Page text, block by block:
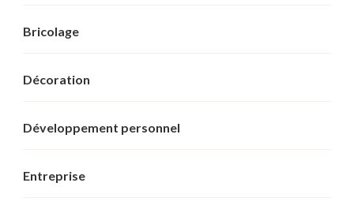
Bricolage
Décoration
Développement personnel
Entreprise